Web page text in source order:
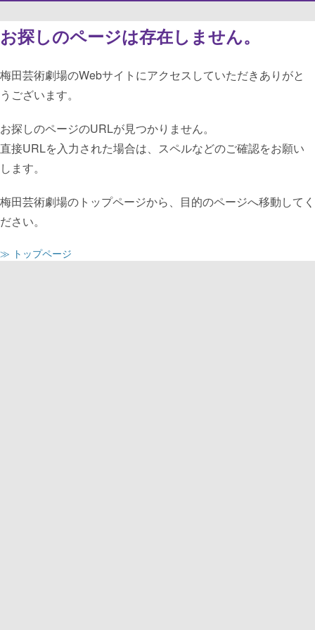
お探しのページは存在しません。
梅田芸術劇場のWebサイトにアクセスしていただきありがと
うございます。
お探しのページのURLが見つかりません。
直接URLを入力された場合は、スペルなどのご確認をお願い
します。
梅田芸術劇場のトップページから、目的のページへ移動してく
ださい。
≫ トップページ